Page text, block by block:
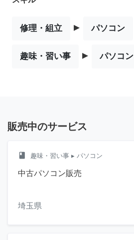
修理・組立 ▸ パソコン
趣味・習い事 ▸ パソコン
販売中のサービス
class 趣味・習い事 ▸ パソコン
中古パソコン販売
埼玉県